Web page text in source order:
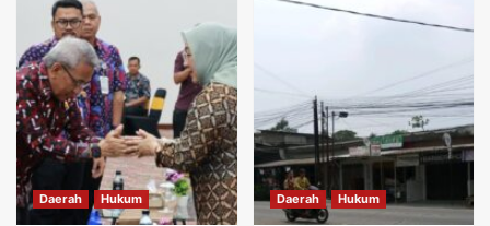
Daerah Hukum Daerah Hukum